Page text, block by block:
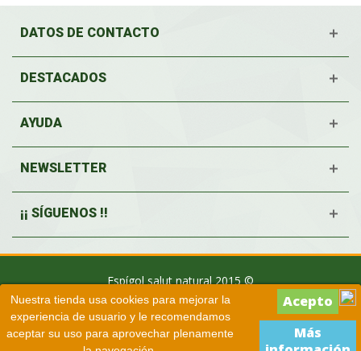
Nuestra tienda usa cookies para mejorar la
experiencia de usuario y le recomendamos
aceptar su uso para aprovechar plenamente
Más
DATOS DE CONTACTO
DESTACADOS
AYUDA
NEWSLETTER
¡¡ SÍGUENOS !!
Espígol salut natural 2015 ©